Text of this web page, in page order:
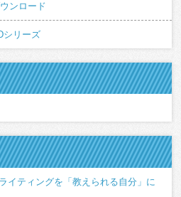
ンロード
シリーズ
イティングを「教えられる自分」に